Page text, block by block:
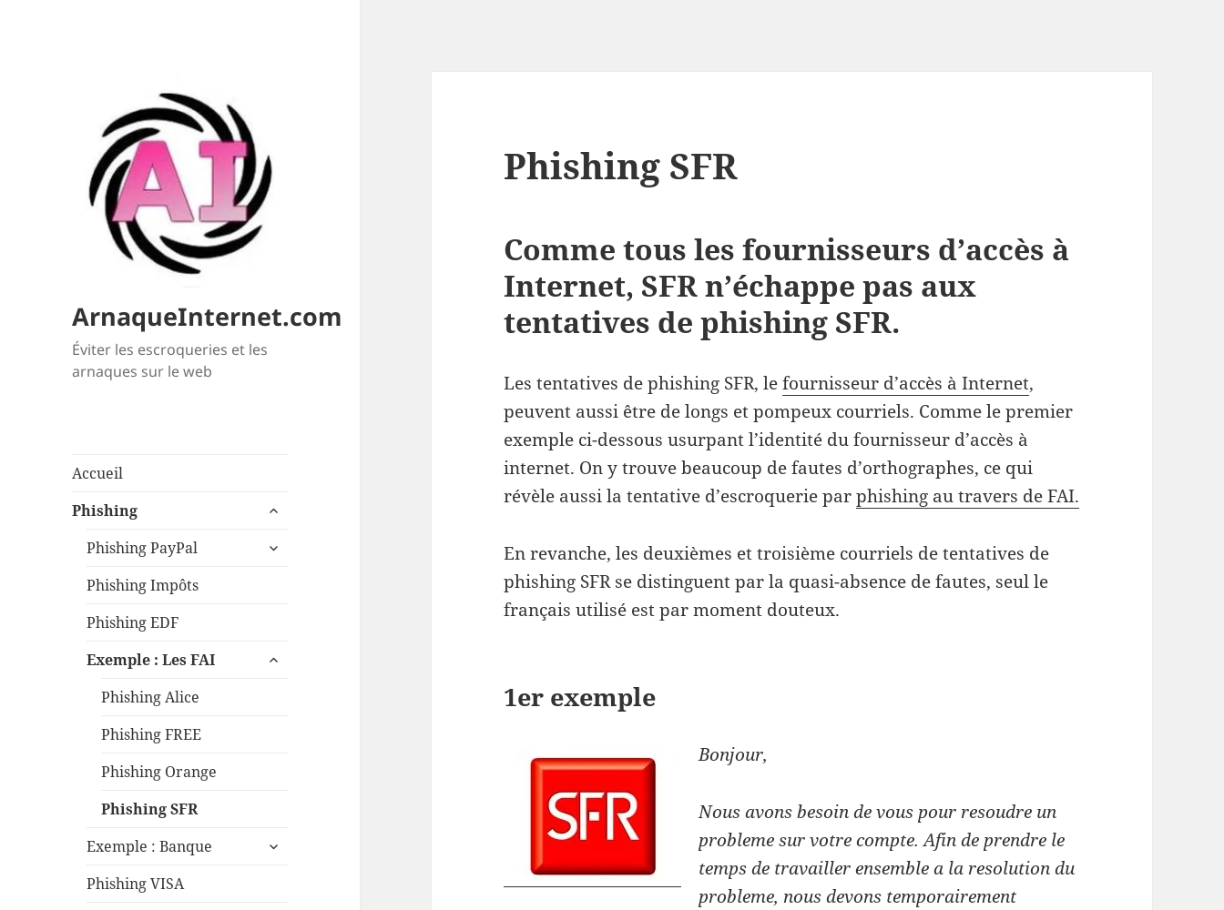
ArnaqueInternet.com
Éviter les escroqueries et les
arnaques sur le web
Accueil
Phishing
ouvrir
sous-
Phishing PayPal
ouvrir
Phishing Impôts
Phishing EDF
Exemple : Les FAI
ouvrir
Phishing Alice
Phishing FREE
Phishing Orange
Phishing SFR
Exemple : Banque
ouvrir
Phishing VISA
Phishing SFR
Comme tous les fournisseurs d’accès à
Internet, SFR n’échappe pas aux
tentatives de phishing SFR.
Les tentatives de phishing SFR, lefournisseur d’accès à Internet,
peuvent aussi être de longs et pompeux courriels. Comme le premier
exemple ci-dessous usurpant l’identité du fournisseur d’accès à
internet. On y trouve beaucoup de fautes d’orthographes, ce qui
révèle aussi la tentative d’escroquerie parphishing au travers de FAI.
En revanche, les deuxièmes et troisième courriels de tentatives de
phishing SFR se distinguent par la quasi-absence de fautes, seul le
français utilisé est par moment douteux.
1er exemple
Bonjour,
Nous avons besoin de vous pour resoudre un
probleme sur votre compte. Afinde prendre le
temps de travailler ensemble a la resolution du
probleme, nous devons temporairement